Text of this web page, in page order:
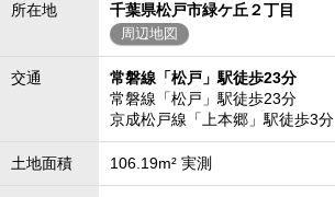
所在地 千葉県松戸市緑ケ丘２丁目
周辺地図
交通
常磐線「松戸」駅徒歩23分
常磐線「松戸」駅徒歩23分
京成松戸線「上本郷」駅徒歩3分
土地面積 106.19m² 実測